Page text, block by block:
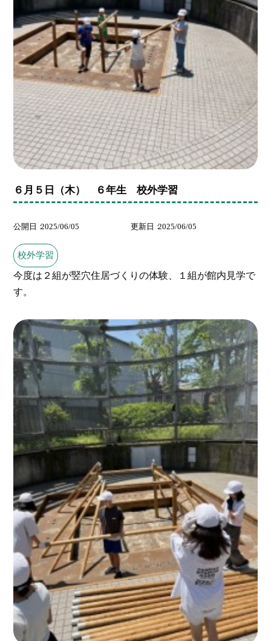
６月５日（木） ６年生 校外学習
公開日 2025/06/05 更新日 2025/06/05
校外学習
今度は２組が竪穴住居づくりの体験、１組が館内見学で
す。